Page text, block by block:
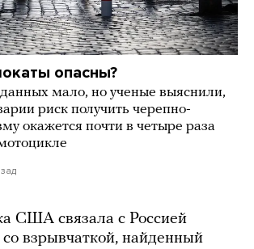
опасны?
мало, но ученые выяснили,
риск получить черепно-
окажется почти в четыре раза
США связала с Россией
взрывчаткой, найденный